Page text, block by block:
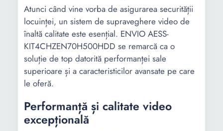
Atunci când vine vorba de asigurarea securității
locuinței, un sistem de supraveghere video de
înaltă calitate este esențial. ENVIO AESS-
KIT4CHZEN70H500HDD se remarcă ca o
soluție de top datorită performanței sale
superioare și a caracteristicilor avansate pe care
le oferă.
Performanță și calitate video
excepțională